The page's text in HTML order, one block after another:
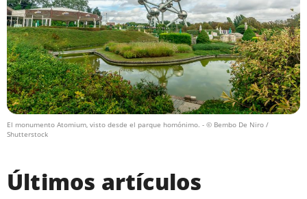
El monumento Atomium, visto desde el parque homónimo. - © Bembo De Niro /
Shutterstock
Últimos artículos